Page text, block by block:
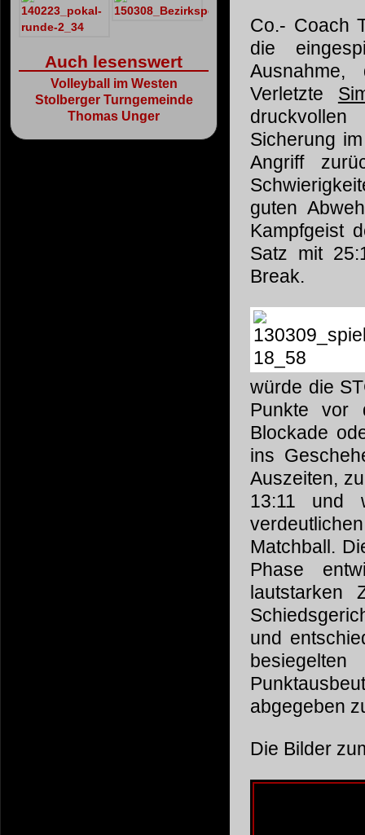
Co.- Coach
die
Verletzte
Sicherung
Angriff
guten
Kampfgeist
Satz mit
Break.
würde die
Punkte vor
Blockade
ins
Auszeiten,
13:11 und
Matchball.
Phase
lautstarken
und
abgegeben
Die Bilder
Auch lesenswert
Volleyball im Westen
Stolberger Turngemeinde
Thomas Unger